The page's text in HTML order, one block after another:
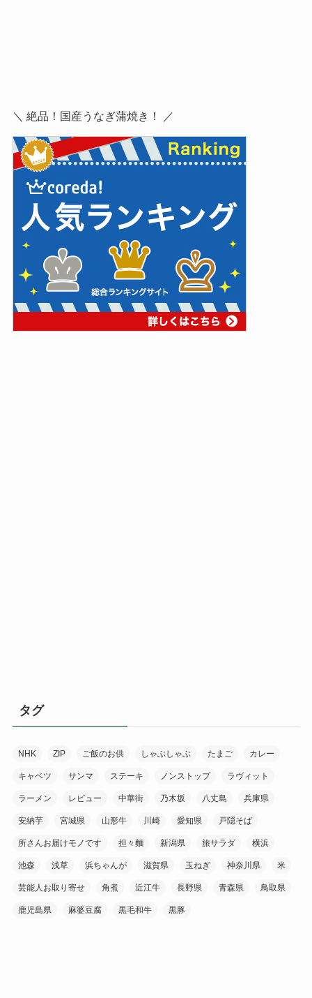
＼ 絶品！国産うなぎ蒲焼き！ ／
タグ
NHK ZIP ご飯のお供 しゃぶしゃぶ たまご カレー
キャベツ サンマ ステーキ ノンストップ ラヴィット
ラーメン レビュー 中華街 乃木坂 八丈島 兵庫県
安納芋 宮城県 山形牛 川崎 愛知県 戸隠そば
所さんお届けモノです 担々麵 新潟県 旅サラダ 横浜
池森 浅草 浜ちゃんが 滋賀県 玉ねぎ 神奈川県 米
芸能人お取り寄せ 角煮 近江牛 長野県 青森県 鳥取県
鹿児島県 麻婆豆腐 黒毛和牛 黒豚